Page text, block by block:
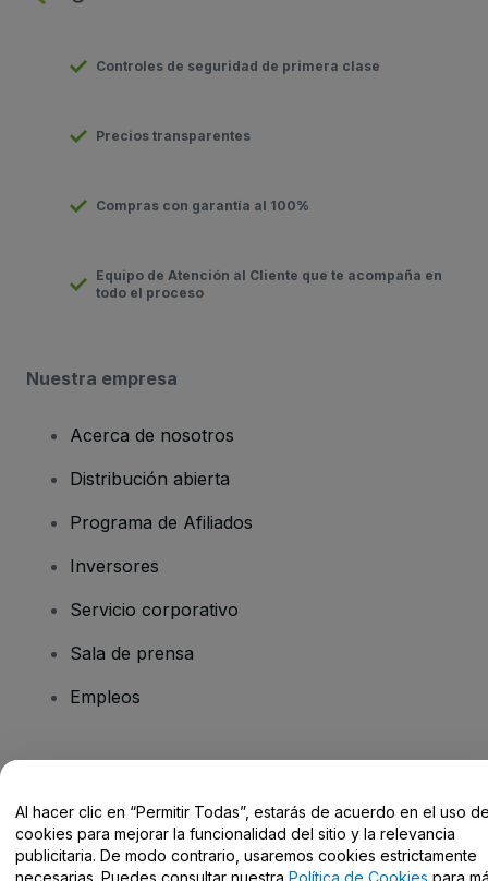
Controles de seguridad de primera clase
Precios transparentes
Compras con garantía al 100%
Equipo de Atención al Cliente que te acompaña en
todo el proceso
Nuestra empresa
Acerca de nosotros
Distribución abierta
Programa de Afiliados
Inversores
Servicio corporativo
Sala de prensa
Empleos
Centro de Ayuda / Contacto
Al hacer clic en “Permitir Todas”, estarás de acuerdo en el uso
cookies para mejorar la funcionalidad del sitio y la relevancia
publicitaria. De modo contrario, usaremos cookies estrictamente
necesarias. Puedes consultar nuestra Política de Cookies para